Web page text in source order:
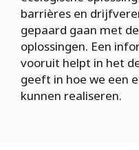
barrières en
gepaard gaan met
oplossingen. Een
vooruit helpt in het
geeft in hoe we een
kunnen realiseren.